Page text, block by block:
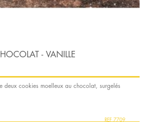
- VANILLE
deux cookies moelleux au chocolat, surgelés
7709